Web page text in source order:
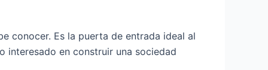
conocer. Es la puerta de entrada ideal al
interesado en construir una sociedad